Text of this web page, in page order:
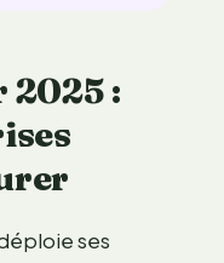
2025 :
ses